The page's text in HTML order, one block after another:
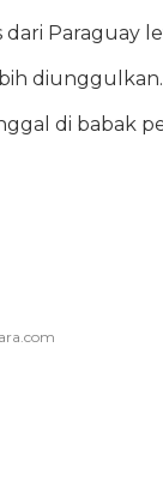
Paraguay
diunggulkan.
di babak